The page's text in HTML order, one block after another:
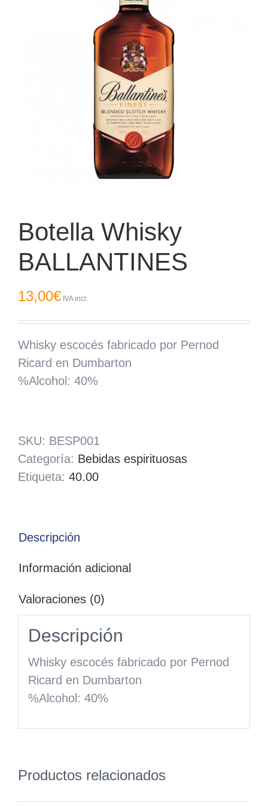
Botella Whisky
BALLANTINES
13,00€ IVA incl.
Whisky escocés fabricado por Pernod
Ricard en Dumbarton
%Alcohol: 40%
SKU: BESP001
Categoría: Bebidas espirituosas
Etiqueta: 40.00
Descripción
Información adicional
Valoraciones (0)
Descripción
Whisky escocés fabricado por Pernod
Ricard en Dumbarton
%Alcohol: 40%
Productos relacionados